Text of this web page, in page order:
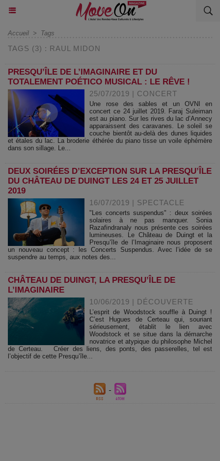
Accueil > Tags
TAGS (3) : RAUL MIDON
PRESQU’ÎLE DE L’IMAGINAIRE ET DU
TOTALEMENT POÉTICO MUSICAL : LE RÊVE !
25/07/2019 | CONCERT
Une rose des sables et un OVNI en
concert ce 24 juillet 2019. Faraj Suleiman
est au piano. Sur les rives du lac d’Annecy
apparaissent des caravanes. Le soleil se
couche bientôt au-delà des dunes liquides
et étales du lac. La broderie éthérée du piano tisse un voile éphémère
dans son sillage. Le...
DEUX SOIRÉES D’EXCEPTION SUR LA PRESQU’ÎLE
DU CHÂTEAU DE DUINGT LES 24 ET 25 JUILLET
2019
16/07/2019 | SPECTACLE
"Les concerts suspendus" : deux soirées
solaires à ne pas manquer. Sonia
Razafindranaly nous présente ces soirées
lumineuses. Le Château de Duingt et la
Presqu’île de l’Imaginaire nous proposent
un nouveau concept : les Concerts Suspendus. Avec l’idée de se
suspendre au temps, aux notes des...
CHÂTEAU DE DUINGT, LA PRESQU’ÎLE DE
L’IMAGINAIRE
10/06/2019 | DÉCOUVERTE
L’esprit de Woodstock souffle à Duingt !
C’est Hugues de Certeau qui, souriant
sérieusement, établit le lien avec
Woodstock et se situe dans la démarche
novatrice et atypique du philosophe Michel
de Certeau. Créer des liens, des ponts, des passerelles, tel est
l’objectif de cette Presqu’île...